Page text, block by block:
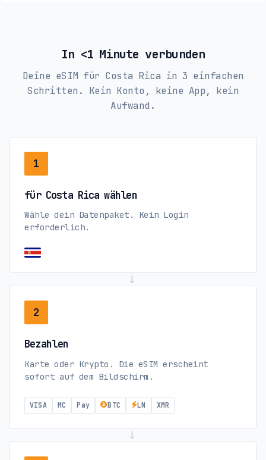
In <1 Minute verbunden
Deine eSIM für Costa Rica in 3 einfachen
Schritten. Kein Konto, keine App, kein
Aufwand.
1
für Costa Rica wählen
Wähle dein Datenpaket. Kein Login
erforderlich.
→
2
Bezahlen
Karte oder Krypto. Die eSIM erscheint
sofort auf dem Bildschirm.
VISA MC Pay BTC LN XMR